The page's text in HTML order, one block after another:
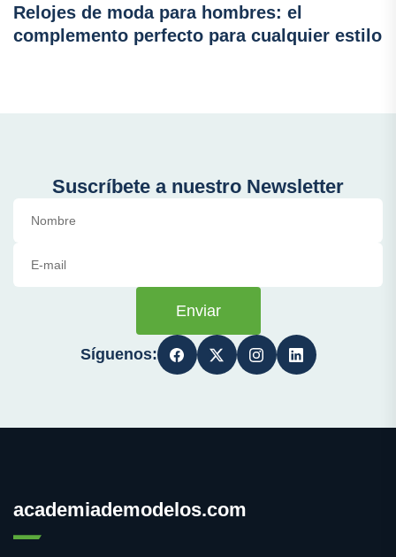
Relojes de moda para hombres: el
complemento perfecto para cualquier estilo
Suscríbete a nuestro Newsletter
Enviar
Síguenos:
academiademodelos.com